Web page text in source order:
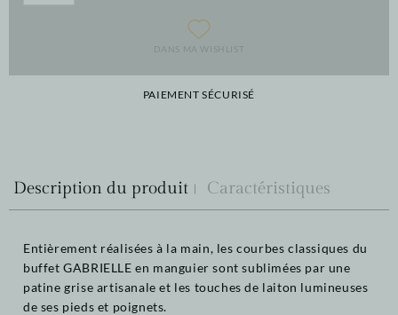
DANS MA WISHLIST
PAIEMENT SÉCURISÉ
Description du produit Caractéristiques
Entièrement réalisées à la main, les courbes classiques du
buffet GABRIELLE en manguier sont sublimées par une
patine grise artisanale et les touches de laiton lumineuses
de ses pieds et poignets.